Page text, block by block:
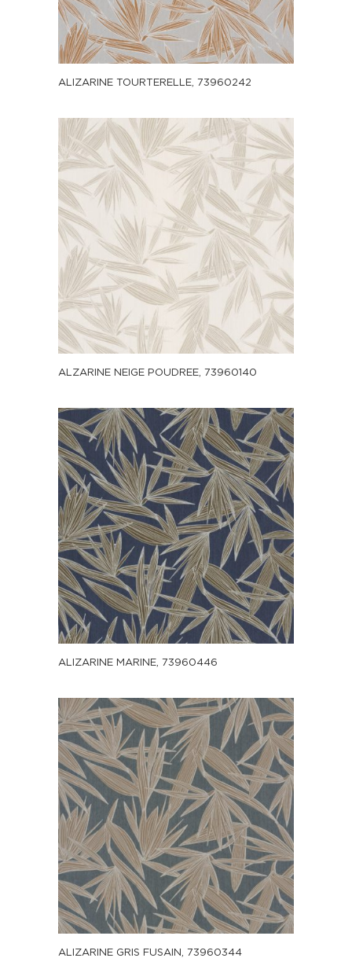
ALIZARINE TOURTERELLE, 73960242
ALZARINE NEIGE POUDREE, 73960140
ALIZARINE MARINE, 73960446
ALIZARINE GRIS FUSAIN, 73960344